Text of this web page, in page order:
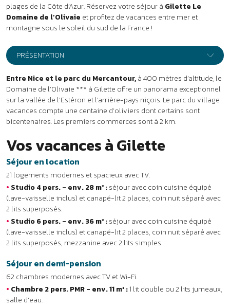
Vos vacances à Gilette
Séjour en location
21 logements modernes et spacieux avec TV.
• Studio 4 pers. - env. 28 m² :
séjour avec coin cuisine équipé
(lave-vaisselle inclus) et canapé-lit 2 places, coin nuit séparé avec
2 lits superposés.
•Studio 6 pers. - env. 36 m² :séjour avec coin cuisine équipé
(lave-vaisselle inclus) et canapé-lit 2 places, coin nuit séparé avec
2 lits superposés, mezzanine avec 2 lits simples.
62 chambres modernes avec TV et Wi-Fi.
•Chambre 2 pers. PMR - env. 11 m² :
salle d’eau.
• Chambre 3 pers. PMR - env. 11 m² :
3 lits simples, salle d’eau.
Balcon ou loggia.
• Chambre 4 pers. - env. 20 m² :
pièce avec 2 lits jumeaux, coin
nuit séparé avec 2 lits superposés, salle d’eau. Balcon ou loggia.
•Chambre 6 pers. - env. 31 m² : pièce avec 2 lits jumeaux, coin
nuit séparé avec 2 lits superposés, salle d’eau. Mezzanine avec 2
lits simples. Balcon ou loggia.
Les services
Inclus :Wi-Fi à la réception, salon TV, kit bébé (sur réservation),
local à vélos fermé, parking privé.